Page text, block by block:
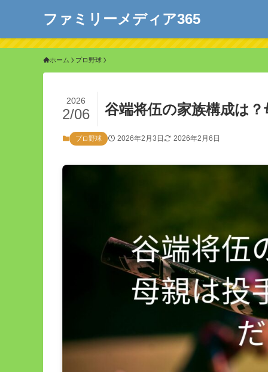
ファミリーメディア365
ホーム プロ野球
谷端将伍の家族構成は
2026
2/06
プロ野球 2026年2月3日 2026年2月6日